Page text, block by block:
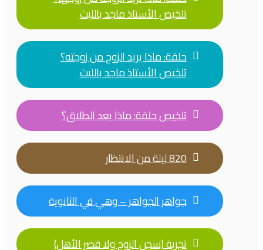
تلخيص الأستاذ ماجد بالليث
حلقة: ماذا يريد الزوج من زوجته؟
تلخيص الأستاذ ماجد بالليث
تلخيص حلقة: ماذا بعد الطلاق؟
820 ليلة من الانتظار
جواهر الجواهر – وهي في الثانوية
تجربة (سجن الزوج ولا قصر الأهل)